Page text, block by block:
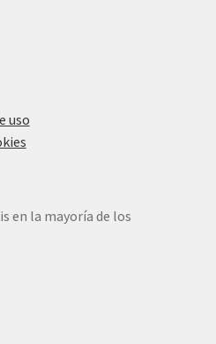
uso
en la mayoría de los